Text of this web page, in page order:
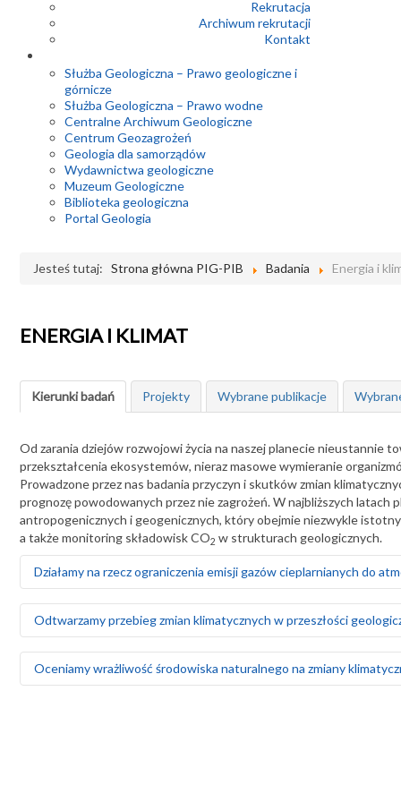
Rekrutacja
Archiwum rekrutacji
Kontakt
Służba Geologiczna – Prawo geologiczne i
górnicze
Służba Geologiczna – Prawo wodne
Centralne Archiwum Geologiczne
Centrum Geozagrożeń
Geologia dla samorządów
Wydawnictwa geologiczne
Muzeum Geologiczne
Biblioteka geologiczna
Portal Geologia
Jesteś tutaj: Strona główna PIG-PIB Badania Energia i
ENERGIA I KLIMAT
Kierunki badań Projekty Wybrane publikacje
Od zarania dziejów rozwojowi życia na naszej planecie nieustannie
przekształcenia ekosystemów, nieraz masowe wymieranie
Prowadzone przez nas badania przyczyn i skutków zmian
prognozę powodowanych przez nie zagrożeń. W najbliższych
antropogenicznych i geogenicznych, który obejmie niezwykle
a także monitoring składowisk CO2 w strukturach geologicznych.
Działamy na rzecz ograniczenia emisji gazów cieplarnianych do
Analizujemy opcje geologicznego składowania CO2w
wspomagania ich wydobycia) i w głębokich
Lokalizację podziemnych składowisk CO2typujemy na
Opracowujemy program monitoringu podziemnych
Odtwarzamy przebieg zmian klimatycznych w przeszłości
Odtwarzamy zmiany poziomu Bałtyku w ciągu ostatnich 10
skutek globalnego ocieplenia – wyznaczamy obszary
Oceniamy wrażliwość środowiska naturalnego na zmiany